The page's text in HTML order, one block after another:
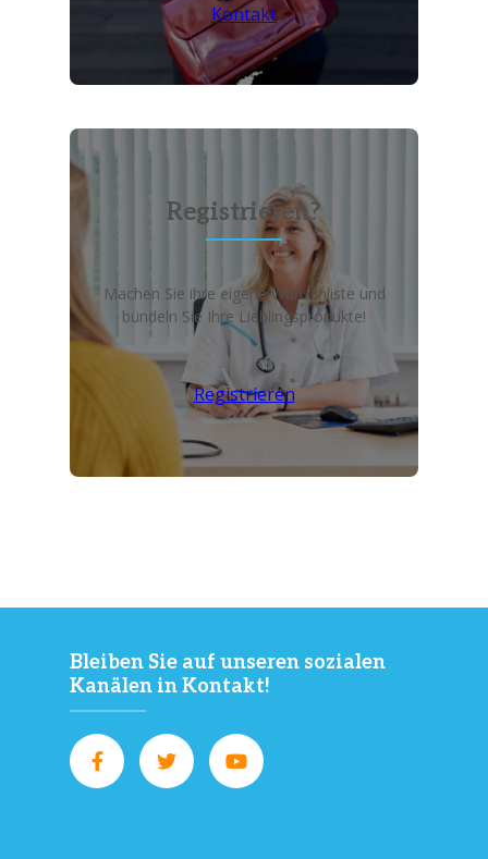
Kontakt
Registrieren?
Machen Sie ihre eigene Wunschliste und
bündeln Sie Ihre Lieblingsprodukte!
Registrieren
Bleiben Sie auf unseren sozialen
Kanälen in Kontakt!